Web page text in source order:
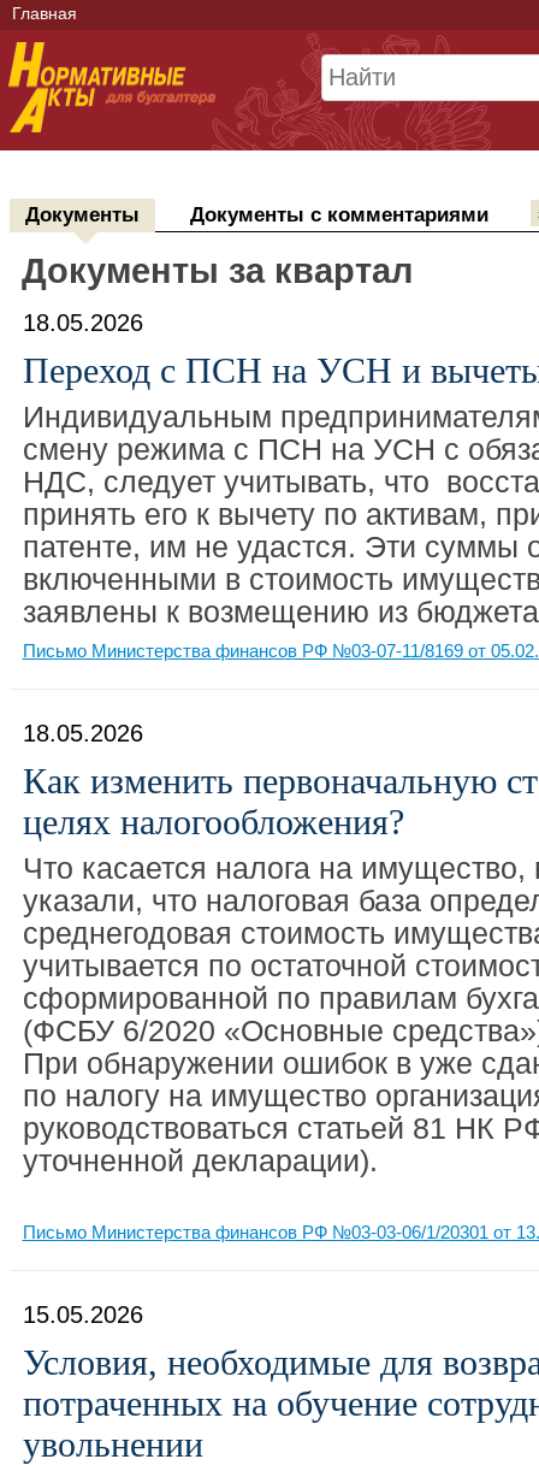
Главная
Документы Документы с комментариями
Документы за квартал
18.05.2026
Переход с ПСН на УСН и
Индивидуальным
смену режима с ПСН на УСН с
НДС, следует учитывать, что
принять его к вычету по активам,
патенте, им не удастся. Эти суммы
включенными в стоимость
заявлены к возмещению из
Письмо Министерства финансов РФ №03-07-11/8169 от
18.05.2026
Как изменить первоначальную
целях налогообложения?
Что касается налога на
указали, что налоговая база
среднегодовая стоимость
учитывается по остаточной
сформированной по правилам
(ФСБУ 6/2020 «Основные
При обнаружении ошибок в уже
по налогу на имущество
руководствоваться статьей 81 НК
уточненной декларации).
Письмо Министерства финансов РФ №03-03-06/1/20301 от
15.05.2026
Условия, необходимые для
потраченных на обучение
увольнении